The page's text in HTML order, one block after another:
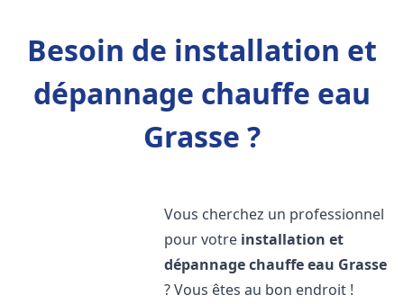
Besoin de installation et
dépannage chauffe eau
Grasse ?
Vous cherchez un professionnel
pour votre installation et
dépannage chauffe eau Grasse
? Vous êtes au bon endroit !